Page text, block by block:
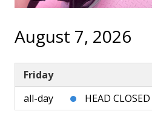
August 7, 2026
Friday
all-day
HEAD CLOSED